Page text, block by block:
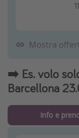
Mostra
➡️ Es. volo
Barcellona
Info e